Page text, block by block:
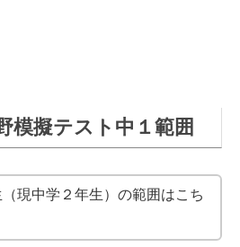
模擬テスト中１範囲
現中学２年生）の範囲はこち